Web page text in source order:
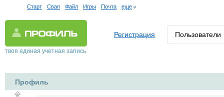
Старт Свап Файл Игры Почта еще
твоя единая учетная запись
Регистрация Пользователи
Профиль